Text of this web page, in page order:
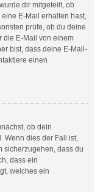
dir mitgeteilt, ob
E-Mail erhalten hast,
prüfe, ob du deine
die E-Mail von einem
bist, dass deine E-Mail-
einen
ob dein
Wenn dies der Fall ist,
sicherzugehen, dass du
dass ein
welches ein